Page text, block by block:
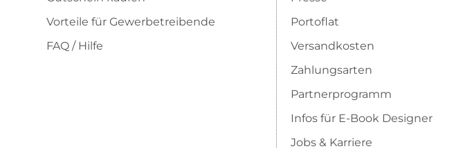
Vorteile für Gewerbetreibende
FAQ / Hilfe
Portoflat
Versandkosten
Zahlungsarten
Partnerprogramm
Infos für E-Book Designer
Jobs & Karriere